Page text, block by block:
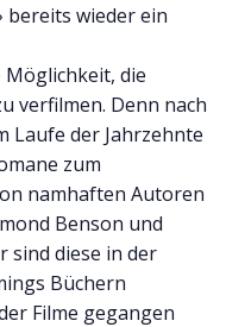
bereits wieder ein
Möglichkeit, die
verfilmen. Denn nach
Laufe der Jahrzehnte
zum
namhaften Autoren
Benson und
sind diese in der
Büchern
Filme gegangen